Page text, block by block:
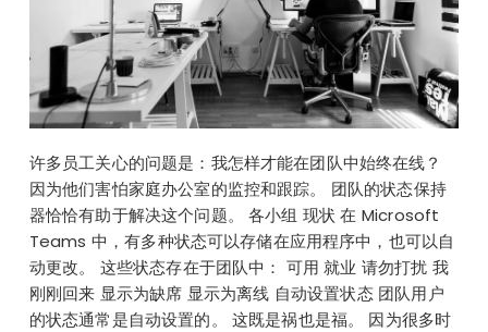
许多员工关心的问题是：我怎样才能在团队中始终在线？
因为他们害怕家庭办公室的监控和跟踪。 团队的状态保持
器恰恰有助于解决这个问题。 各小组 现状 在 Microsoft
Teams 中，有多种状态可以存储在应用程序中，也可以自
动更改。 这些状态存在于团队中： 可用 就业 请勿打扰 我
刚刚回来 显示为缺席 显示为离线 自动设置状态 团队用户
的状态通常是自动设置的。 这既是祸也是福。 因为很多时